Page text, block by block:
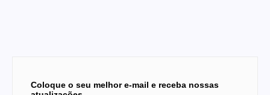
Coloque o seu melhor e-mail e receba nossas